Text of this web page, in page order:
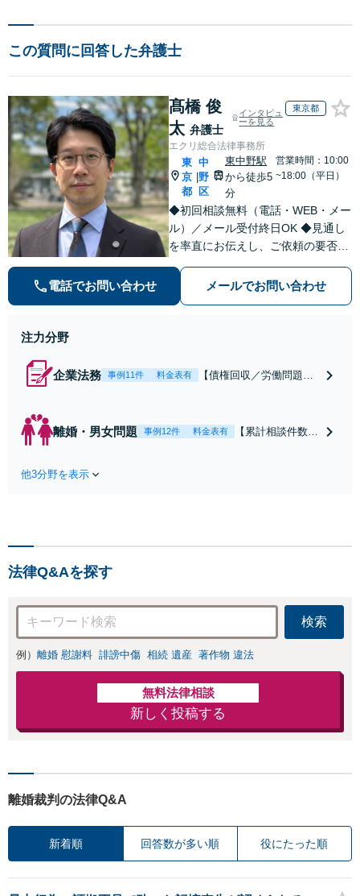
この質問に回答した弁護士
髙橋 俊
太 弁護士
インタビュ
ーを見る
東京都
エクリ総合法律事務所
東
京
都
中
野
区
東中野駅
から徒歩5
分
営業時間：10:00
~18:00（平日）
◆初回相談無料（電話・WEB・メー
ル）／メール受付終日OK ◆見通し
を率直にお伝えし、ご依頼の要否も
解決まで弁護士本人が一貫してスピ
ーディーに対応いたします。 ◆累計
電話でお問い合わせ メールでお問い合わせ
注力分野
企業法務 事例11件 料金表有
【債権回収／労働問題／
のトラブル・会社内のト
ラブルなど、事後の解決
離婚・男女問題 事例12件 料金表有
【累計相談件数20
様の話を丁寧にう
を正確に読み取り
ます。【東京都在
住以外の方も対
応】
他3分野を表示
法律Q&Aを探す
検索
例） 離婚 慰謝料 誹謗中傷 相続 遺産 著作物 違法
無料法律相談
新しく投稿する
離婚裁判の法律Q&A
新着順 回答数が多い順 役にたった順